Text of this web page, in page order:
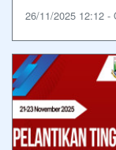
26/11/2025 12:12 -